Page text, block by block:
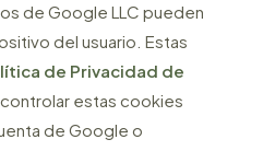
de Google LLC pueden
del usuario. Estas
de Privacidad de
controlar estas cookies
de Google o